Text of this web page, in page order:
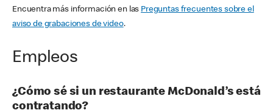
Encuentra más información en las Preguntas frecuentes sobre el
aviso de grabaciones de video.
Empleos
¿Cómo sé si un restaurante McDonald’s está
contratando?